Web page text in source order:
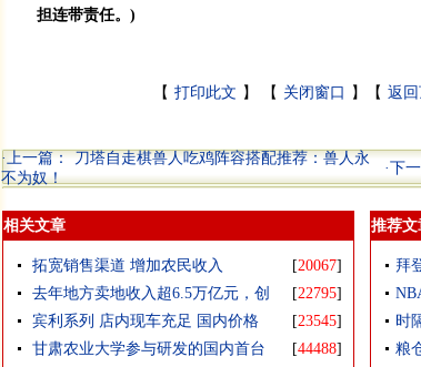
担连带责任。)
【 打印此文 】 【 关闭窗口 】【 返
·上一篇： 刀塔自走棋兽人吃鸡阵容搭配推荐：兽人永
不为奴！
·下
相关文章
拓宽销售渠道 增加农民收入 [20067]
去年地方卖地收入超6.5万亿元，创
[22795]
宾利系列 店内现车充足 国内价格
[23545]
甘肃农业大学参与研发的国内首台
[44488]
推荐文
拜
时
粮